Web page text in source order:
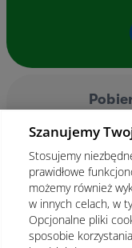
Szanujemy
Stosujemy
prawidłowe
możemy również
w innych celach, w
Opcjonalne pliki
sposobie